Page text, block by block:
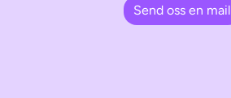
Send oss en mail